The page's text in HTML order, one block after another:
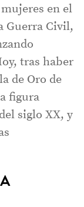
en el
Guerra Civil,
tras haber
de Oro de
figura
siglo XX, y